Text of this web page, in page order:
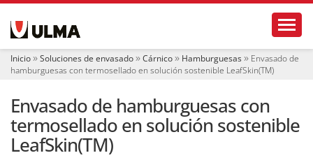
e Inicio Soluciones de envasado Cárnico Hamburguesas
Envasado de
hamburguesas con termosellado en solución sostenible LeafSkin(TM)
Envasado de hamburguesas con
termosellado en solución sostenible
LeafSkin(TM)